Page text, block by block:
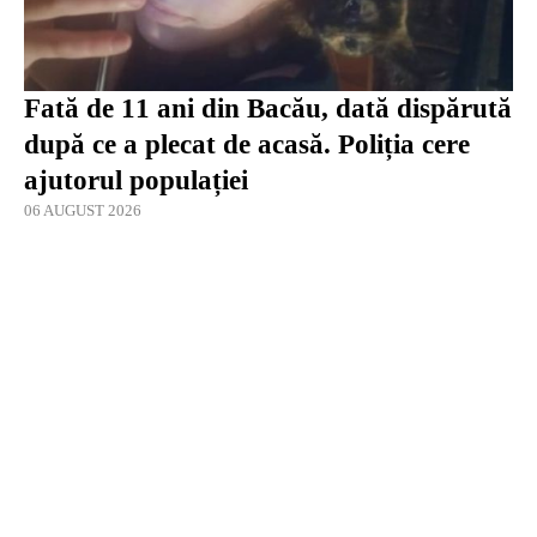
Fată de 11 ani din Bacău, dată dispărută
după ce a plecat de acasă. Poliția cere
ajutorul populației
06 AUGUST 2026